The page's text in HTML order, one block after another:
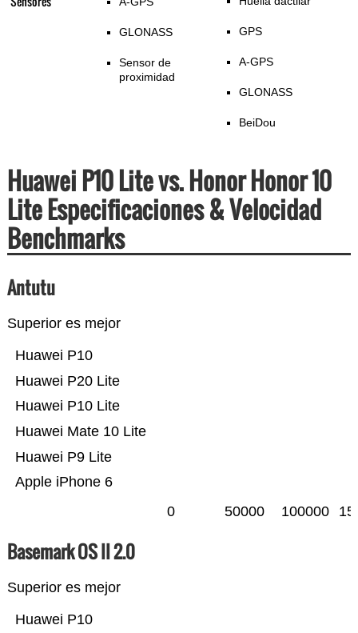
GLONASS
Sensor de
proximidad
GPS
A-GPS
GLONASS
BeiDou
Huawei P10 Lite vs. Honor Honor 10
Lite Especificaciones & Velocidad
Benchmarks
Antutu
Superior es mejor
Apple iPhone 6
Huawei P9 Lite
Huawei Mate 10 Lite
Huawei P10 Lite
Huawei P20 Lite
Huawei P10
0 50000 100000
Basemark OS II 2.0
Superior es mejor
Huawei P10